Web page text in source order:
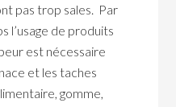
pas trop sales. Par
l’usage de produits
est nécessaire
et les taches
gomme,